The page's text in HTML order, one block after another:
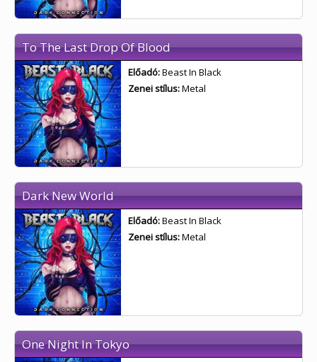
To The Last Drop Of Blood
Előadó:Beast In Black
Zenei stílus:Metal
Dark New World
Előadó:Beast In Black
Zenei stílus:Metal
One Night In Tokyo